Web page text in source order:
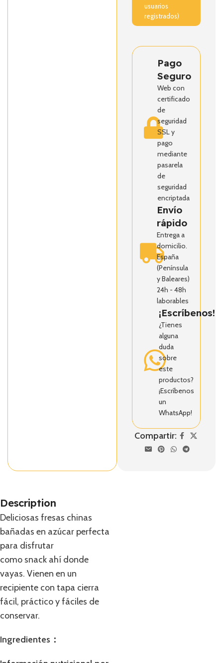
usuarios
registrados)
Pago
Seguro
Web con
certificado
de
seguridad
SSL y
pago
mediante
pasarela
de
seguridad
encriptada
Envío
rápido
Entrega a
domicilio.
España
(Península
y Baleares)
24h - 48h
laborables
¡Escríbenos!
¿Tienes
alguna
duda
sobre
este
productos?
¡Escríbenos
un
WhatsApp!
Compartir:
Description
Deliciosas fresas chinas
bañadas en azúcar perfecta
para disfrutar
como snack ahí donde
vayas. Vienen en un
recipiente con tapa cierra
fácil, práctico y fáciles de
conservar.
Ingredientes：